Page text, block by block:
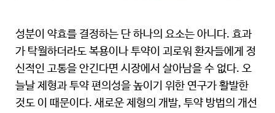
성분이 약효를 결정하는 단 하나의 요소는 아니다. 효과
가 탁월하더라도 복용이나 투약이 괴로워 환자들에게 정
신적인 고통을 안긴다면 시장에서 살아남을 수 없다. 오
늘날 제형과 투약 편의성을 높이기 위한 연구가 활발한
것도 이 때문이다. 새로운 제형의 개발, 투약 방법의 개선